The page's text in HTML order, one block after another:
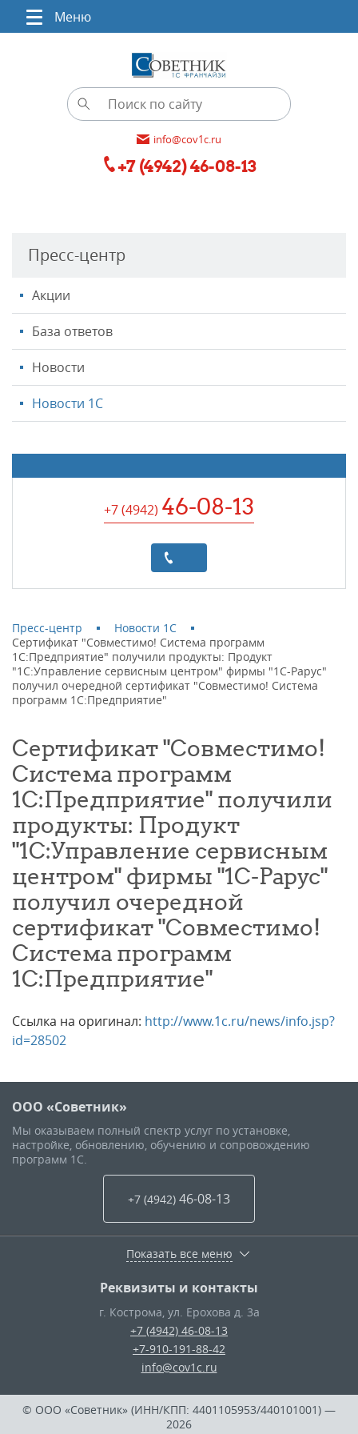
Меню
info@cov1c.ru
+7 (4942) 46-08-13
Пресс-центр
Акции
База ответов
Новости
Новости 1С
+7 (4942) 46-08-13
Пресс-центр
Новости 1С
Сертификат "Совместимо! Система программ
1С:Предприятие" получили продукты: Продукт
"1С:Управление сервисным центром" фирмы "1C-Рарус"
получил очередной сертификат "Совместимо! Система
программ 1С:Предприятие"
Сертификат "Совместимо!
Система программ
1С:Предприятие" получили
продукты: Продукт
"1С:Управление сервисным
центром" фирмы "1C-Рарус"
получил очередной
сертификат "Совместимо!
Система программ
1С:Предприятие"
Ссылка на оригинал: http://www.1c.ru/news/info.jsp?
id=28502
ООО «Советник»
Мы оказываем полный спектр услуг по установке,
настройке, обновлению, обучению и сопровождению
программ 1С.
+7 (4942) 46-08-13
Показать все меню
Реквизиты и контакты
г. Кострома, ул. Ерохова д. 3а
+7 (4942) 46-08-13
+7-910-191-88-42
info@cov1c.ru
© ООО «Советник» (ИНН/КПП: 4401105953/440101001) —
2026